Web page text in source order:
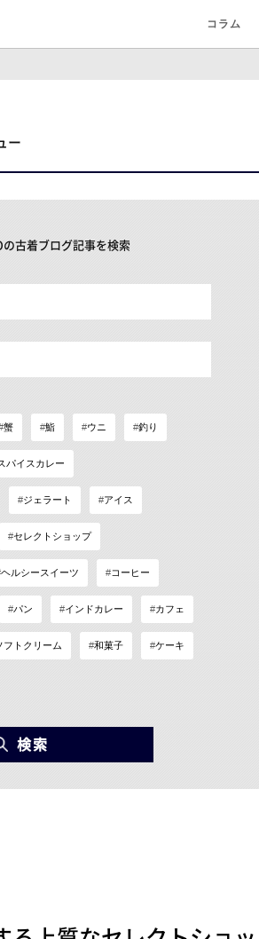
コラム
ー
古着ブログ記事を検索
蟹 鮨 ウニ 釣り
パイスカレー
ジェラート アイス
セレクトショップ
ヘルシースイーツ コーヒー
パン インドカレー カフェ
フトクリーム 和菓子 ケーキ
検索